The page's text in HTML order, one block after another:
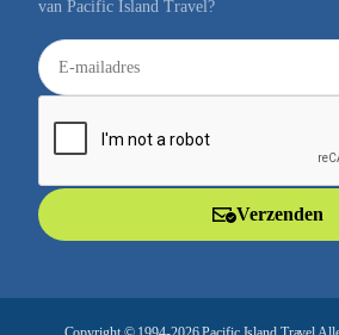
van Pacific Island Travel?
E
-
a
Verzenden